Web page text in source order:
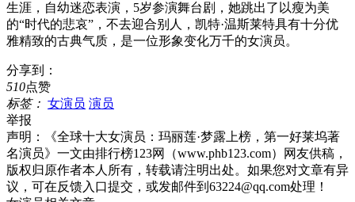
生涯，自幼迷恋表演，5岁参演舞台剧，她跳出了以瘦为美
的“时代的悲哀”，不去迎合别人，凯特·温斯莱特具有十分优
雅精致的古典气质，是一位形象变化万千的女演员。
分享到：
510点赞
标签： 女演员 演员
举报
声明：
《全球十大​女演员：玛丽莲·梦露上榜，第一好莱坞著
名演员》一文由排行榜123网（www.phb123.com）网友供稿，
版权归原作者本人所有，转载请注明出处。如果您对文章有异
议，可在反馈入口提交，或发邮件到63224@qq.com处理！